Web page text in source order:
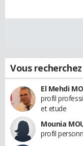
Vous
El Mehdi
profil
et etude
Mounia
profil